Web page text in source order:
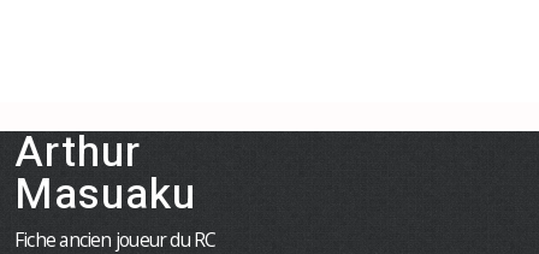
Arthur
Masuaku
Fiche ancien joueur du RC